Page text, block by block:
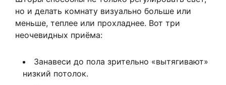
но и делать комнату визуально больше или
меньше, теплее или прохладнее. Вот три
неочевидных приёма:
Занавеси до пола зрительно «вытягивают»
низкий потолок.